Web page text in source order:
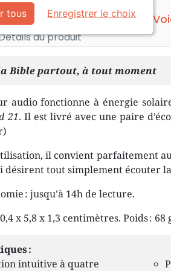
EAN
Biblique de Genève&Mega
du produit
Bible partout, à tout moment
audio fonctionne à énergie
21. Il est livré avec une paire
il convient parfaitement
désirent tout simplement écouter
: jusqu’à 14h de lecture.
x 5,8 x 1,3 centimètres. Poids : 68
:
intuitive à quatre
tous Enregistrer le choix